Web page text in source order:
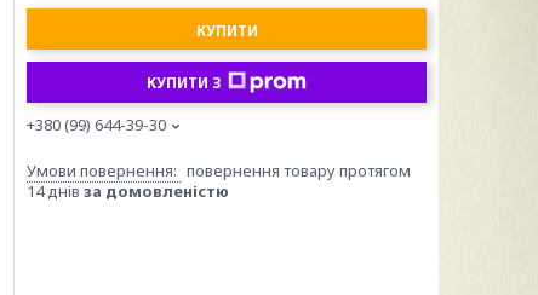
КУПИТИ
КУПИТИ З
+380 (99) 644-39-30
повернення товару протягом
14 днів за домовленістю